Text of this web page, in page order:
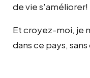
de vie s'améliorer!
Et croyez-moi, je
dans ce pays,